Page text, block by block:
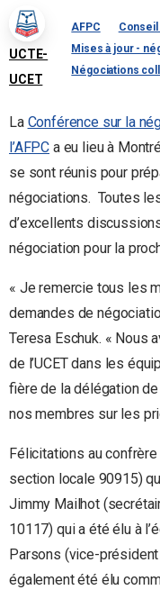
UCTE-
UCET
AFPC
Mises à jour -
Négociations
La Conférence sur la
l’AFPC a eu lieu à
se sont réunis pour
négociations. Toutes
d’excellents
négociation pour la
« Je remercie tous les
demandes de
Teresa Eschuk. « Nous
de l’UCET dans les
fière de la délégation de
nos membres sur les
Félicitations au
section locale 90915)
Jimmy Mailhot
10117) qui a été élu à
Parsons (vice-
également été élu